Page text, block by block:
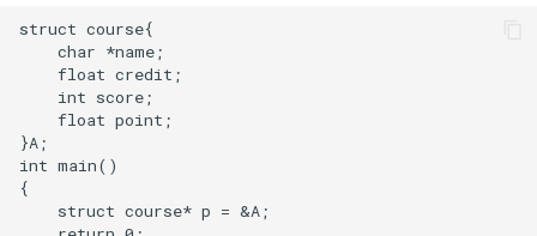
struct course{
    char *name;
    float credit;
    int score;
    float point;
}A;
int main()
{
    struct course* p = &A;